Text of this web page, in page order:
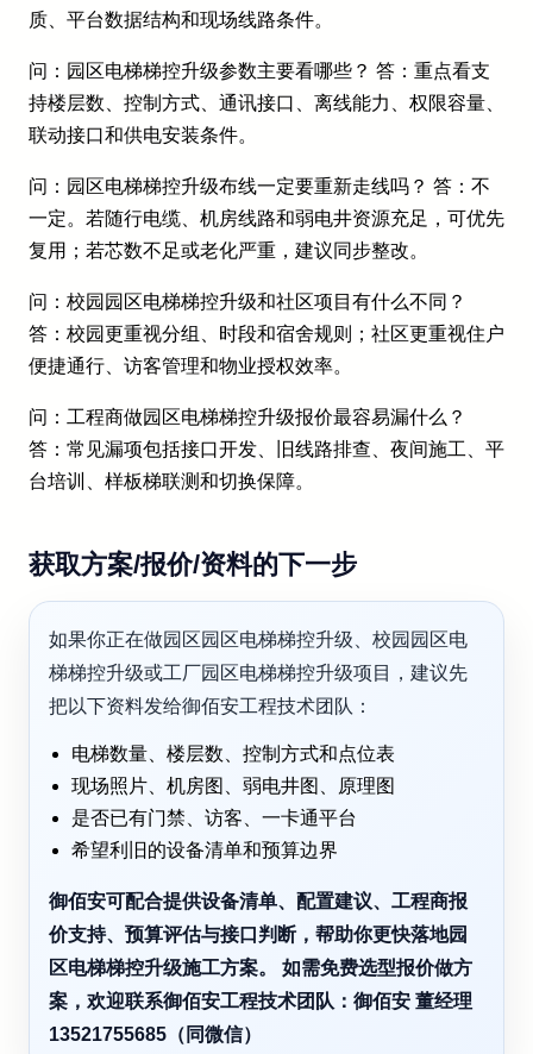
质、平台数据结构和现场线路条件。
问：园区电梯梯控升级参数主要看哪些？ 答：重点看支
持楼层数、控制方式、通讯接口、离线能力、权限容量、
联动接口和供电安装条件。
问：园区电梯梯控升级布线一定要重新走线吗？ 答：不
一定。若随行电缆、机房线路和弱电井资源充足，可优先
复用；若芯数不足或老化严重，建议同步整改。
问：校园园区电梯梯控升级和社区项目有什么不同？
答：校园更重视分组、时段和宿舍规则；社区更重视住户
便捷通行、访客管理和物业授权效率。
问：工程商做园区电梯梯控升级报价最容易漏什么？
答：常见漏项包括接口开发、旧线路排查、夜间施工、平
台培训、样板梯联测和切换保障。
获取方案/报价/资料的下一步
如果你正在做园区园区电梯梯控升级、校园园区电
梯梯控升级或工厂园区电梯梯控升级项目，建议先
把以下资料发给御佰安工程技术团队：
电梯数量、楼层数、控制方式和点位表
现场照片、机房图、弱电井图、原理图
是否已有门禁、访客、一卡通平台
希望利旧的设备清单和预算边界
御佰安可配合提供设备清单、配置建议、工程商报
价支持、预算评估与接口判断，帮助你更快落地园
区电梯梯控升级施工方案。 如需免费选型报价做方
案，欢迎联系御佰安工程技术团队：御佰安 董经理
13521755685（同微信）